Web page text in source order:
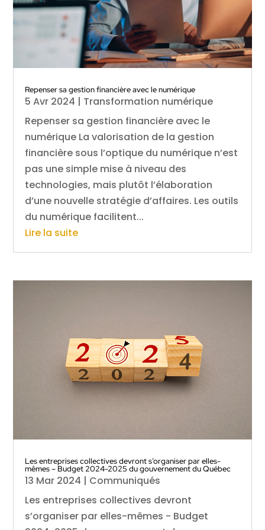
Repenser sa gestion financière avec le numérique
5 Avr 2024 | Transformation numérique
Repenser sa gestion financière avec le
numérique La valorisation de la gestion
financière sous l’optique du numérique n’est
pas une simple mise à niveau des
technologies, mais plutôt l’élaboration
d’une nouvelle stratégie d’affaires. Les outils
du numérique facilitent...
Lire la suite
Les entreprises collectives devront s’organiser par elles-
mêmes – Budget 2024-2025 du gouvernement du Québec
13 Mar 2024 | Communiqués
Les entreprises collectives devront
s’organiser par elles-mêmes - Budget